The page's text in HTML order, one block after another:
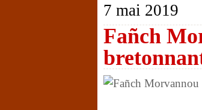
7 mai 2019
Fañch